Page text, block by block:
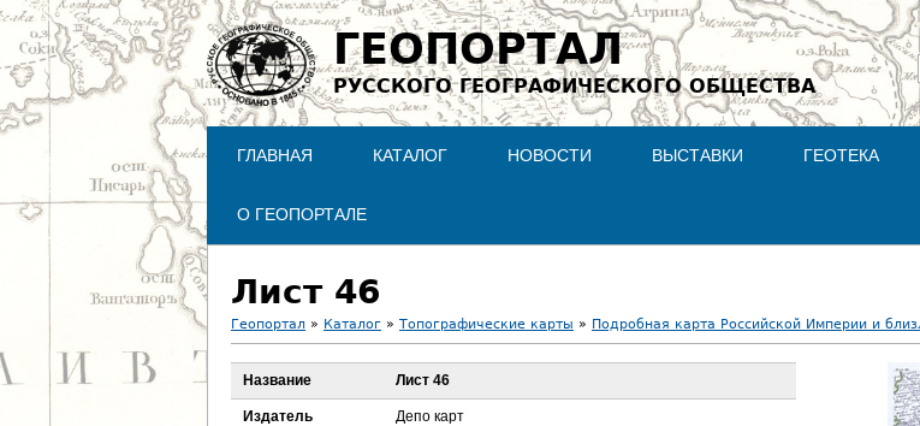
Jump to navigation
ГЕОПОРТАЛ
РУССКОГО ГЕОГРАФИЧЕСКОГО ОБЩЕСТВА
ГЛАВНАЯ КАТАЛОГ НОВОСТИ ВЫСТАВКИ ГЕОТЕКА
О ГЕОПОРТАЛЕ
Лист 46
В
ы
Геопортал » Каталог » Топографические карты » Подробная карта Российской Империи и
Название Лист 46
Издатель Депо карт